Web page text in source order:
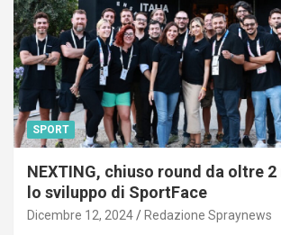
SPORT
NEXTING, chiuso round da oltre
lo sviluppo di SportFace
Dicembre 12, 2024 Redazione Spraynews